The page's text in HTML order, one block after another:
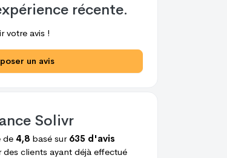
A Alia
récente.
votre avis !
un avis
Solivr
de 4,8 basé sur 635 d'avis
clients ayant déjà effectué